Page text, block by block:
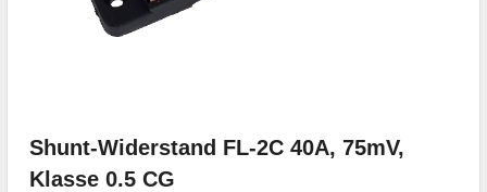
Shunt-Widerstand FL-2C 40A, 75mV,
Klasse 0.5 CG